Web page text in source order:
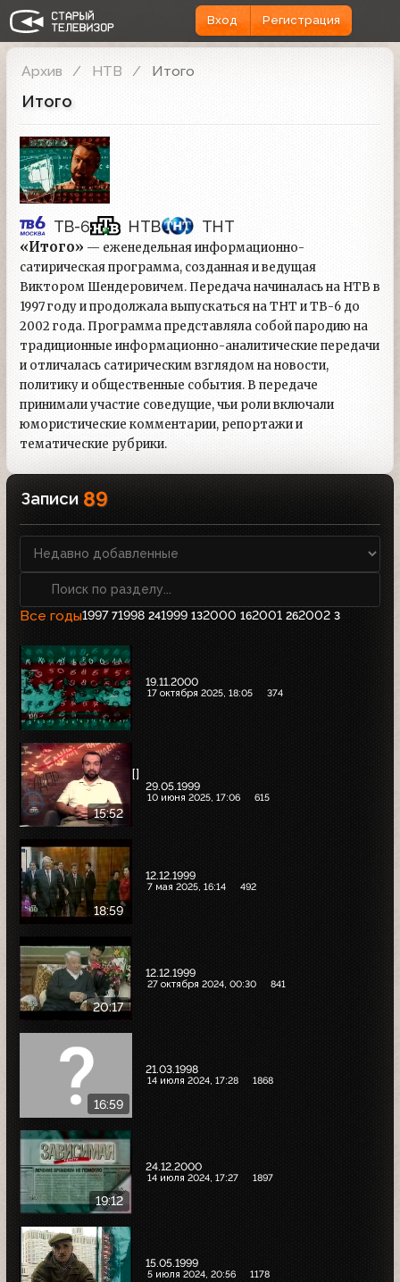
Вход Регистрация
Архив НТВ Итого
Итого
ТВ-6 НТВ ТНТ
«Итого» — еженедельная информационно-
сатирическая программа, созданная и ведущая
Виктором Шендеровичем. Передача начиналась на НТВ в
1997 году и продолжала выпускаться на ТНТ и ТВ-6 до
2002 года. Программа представляла собой пародию на
традиционные информационно-аналитические передачи
и отличалась сатирическим взглядом на новости,
политику и общественные события. В передаче
принимали участие соведущие, чьи роли включали
юмористические комментарии, репортажи и
тематические рубрики.
Записи 89
Все годы1997 71998 241999 132000 162001 262002 3
19.11.2000
17 октября 2025, 18:05 374
15:52
[]
29.05.1999
10 июня 2025, 17:06 615
18:59
12.12.1999
7 мая 2025, 16:14 492
20:17
12.12.1999
27 октября 2024, 00:30 841
16:59
21.03.1998
14 июля 2024, 17:28 1868
19:12
24.12.2000
14 июля 2024, 17:27 1897
15.05.1999
5 июля 2024, 20:56 1178